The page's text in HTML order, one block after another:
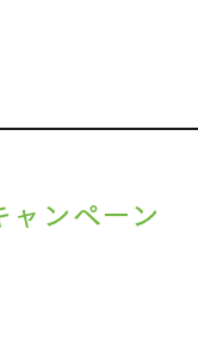
ンペーン